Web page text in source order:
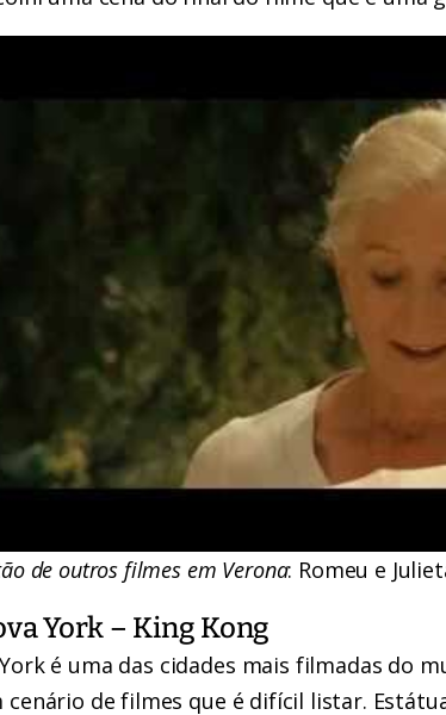
de outros filmes em Verona: Romeu e
York – King Kong
é uma das cidades mais filmadas do
cenário de filmes que é difícil listar.